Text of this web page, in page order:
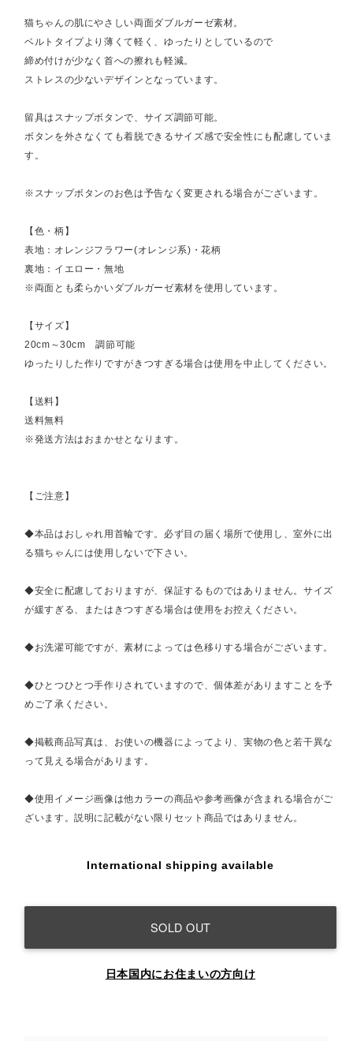
猫ちゃんの肌にやさしい両面ダブルガーゼ素材。
ベルトタイプより薄くて軽く、ゆったりとしているので
締め付けが少なく首への擦れも軽減。
ストレスの少ないデザインとなっています。
留具はスナップボタンで、サイズ調節可能。
ボタンを外さなくても着脱できるサイズ感で安全性にも配慮していま
す。
※スナップボタンのお色は予告なく変更される場合がございます。
【色・柄】
表地：オレンジフラワー(オレンジ系)・花柄
裏地：イエロー・無地
※両面とも柔らかいダブルガーゼ素材を使用しています。
【サイズ】
20cm～30cm 調節可能
ゆったりした作りですがきつすぎる場合は使用を中止してください。
【送料】
送料無料
※発送方法はおまかせとなります。
【ご注意】
◆本品はおしゃれ用首輪です。必ず目の届く場所で使用し、室外に出
る猫ちゃんには使用しないで下さい。
◆安全に配慮しておりますが、保証するものではありません。サイズ
が緩すぎる、またはきつすぎる場合は使用をお控えください。
◆お洗濯可能ですが、素材によっては色移りする場合がございます。
◆ひとつひとつ手作りされていますので、個体差がありますことを予
めご了承ください。
◆掲載商品写真は、お使いの機器によってより、実物の色と若干異な
って見える場合があります。
◆使用イメージ画像は他カラーの商品や参考画像が含まれる場合がご
ざいます。説明に記載がない限りセット商品ではありません。
International shipping available
SOLD OUT
日本国内にお住まいの方向け